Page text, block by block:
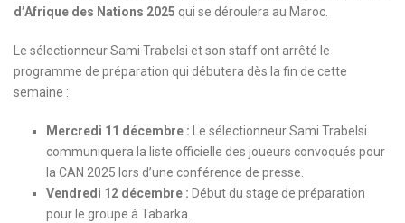
d’Afrique des Nations 2025 qui se déroulera au Maroc.
Le sélectionneur Sami Trabelsi et son staff ont arrêté le
programme de préparation qui débutera dès la fin de cette
semaine :
Mercredi 11 décembre : Le sélectionneur Sami Trabelsi
communiquera la liste officielle des joueurs convoqués pour
la CAN 2025 lors d’une conférence de presse.
Vendredi 12 décembre : Début du stage de préparation
pour le groupe à Tabarka.